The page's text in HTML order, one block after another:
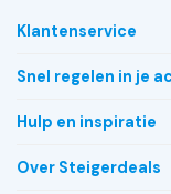
Klantenservice
Snel regelen in je
Hulp en inspiratie
Over Steigerdeals